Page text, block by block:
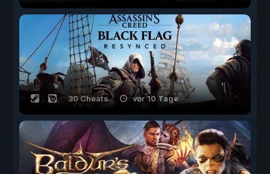
30 Cheats vor 10 Tage